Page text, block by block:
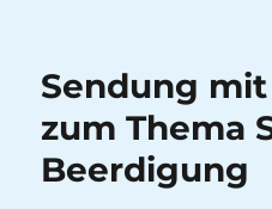
Sendung
zum Thema
Beerdigung